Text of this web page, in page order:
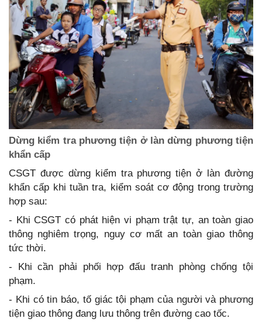
Dừng kiểm tra phương tiện ở làn dừng phương tiện
khẩn cấp
CSGT được dừng kiểm tra phương tiện ở làn đường
khẩn cấp khi tuần tra, kiểm soát cơ động trong trường
hợp sau:
- Khi CSGT có phát hiện vi phạm trật tự, an toàn giao
thông nghiêm trọng, nguy cơ mất an toàn giao thông
tức thời.
- Khi cần phải phối hợp đấu tranh phòng chống tội
phạm.
- Khi có tin báo, tố giác tội phạm của người và phương
tiện giao thông đang lưu thông trên đường cao tốc.